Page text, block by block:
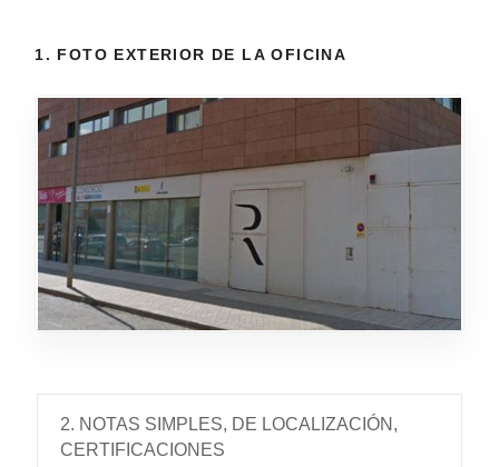
1. FOTO EXTERIOR DE LA OFICINA
2. NOTAS SIMPLES, DE LOCALIZACIÓN,
CERTIFICACIONES